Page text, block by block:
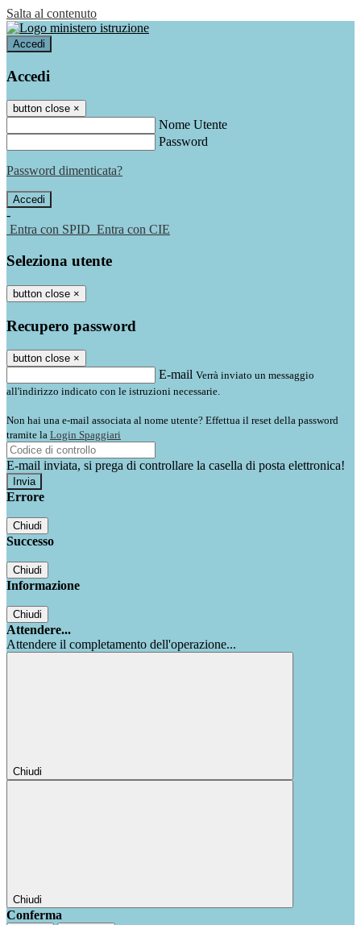
Salta al contenuto
Accedi
Accedi
button close ×
Nome Utente
Password
Password dimenticata?
-
Entra con SPID Entra con CIE
Seleziona utente
button close ×
Recupero password
button close ×
E-mail Verrà inviato un messaggio
all'indirizzo indicato con le istruzioni necessarie.
Non hai una e-mail associata al nome utente? Effettua il reset della password
tramite la Login Spaggiari
E-mail inviata, si prega di controllare la casella di posta elettronica!
Errore
Chiudi
Successo
Chiudi
Informazione
Chiudi
Attendere...
Attendere il completamento dell'operazione...
Chiudi
Chiudi
Conferma